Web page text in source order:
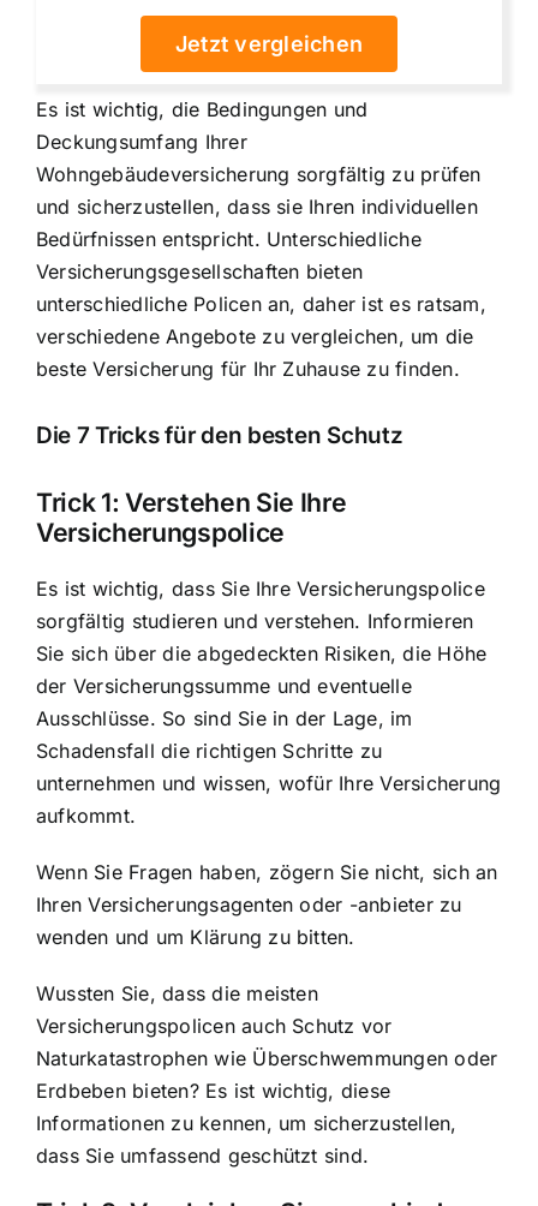
Jetzt vergleichen
Es ist wichtig, die Bedingungen und
Deckungsumfang Ihrer
Wohngebäudeversicherung sorgfältig zu prüfen
und sicherzustellen, dass sie Ihren individuellen
Bedürfnissen entspricht. Unterschiedliche
Versicherungsgesellschaften bieten
unterschiedliche Policen an, daher ist es ratsam,
verschiedene Angebote zu vergleichen, um die
beste Versicherung für Ihr Zuhause zu finden.
Die 7 Tricks für den besten Schutz
Trick 1: Verstehen Sie Ihre
Versicherungspolice
Es ist wichtig, dass Sie Ihre Versicherungspolice
sorgfältig studieren und verstehen. Informieren
Sie sich über die abgedeckten Risiken, die Höhe
der Versicherungssumme und eventuelle
Ausschlüsse. So sind Sie in der Lage, im
Schadensfall die richtigen Schritte zu
unternehmen und wissen, wofür Ihre Versicherung
aufkommt.
Wenn Sie Fragen haben, zögern Sie nicht, sich an
Ihren Versicherungsagenten oder -anbieter zu
wenden und um Klärung zu bitten.
Wussten Sie, dass die meisten
Versicherungspolicen auch Schutz vor
Naturkatastrophen wie Überschwemmungen oder
Erdbeben bieten? Es ist wichtig, diese
Informationen zu kennen, um sicherzustellen,
dass Sie umfassend geschützt sind.